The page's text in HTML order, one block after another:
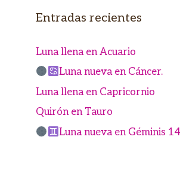
Entradas recientes
Luna llena en Acuario
Luna nueva en Cáncer.
Luna llena en Capricornio
Quirón en Tauro
Luna nueva en Géminis